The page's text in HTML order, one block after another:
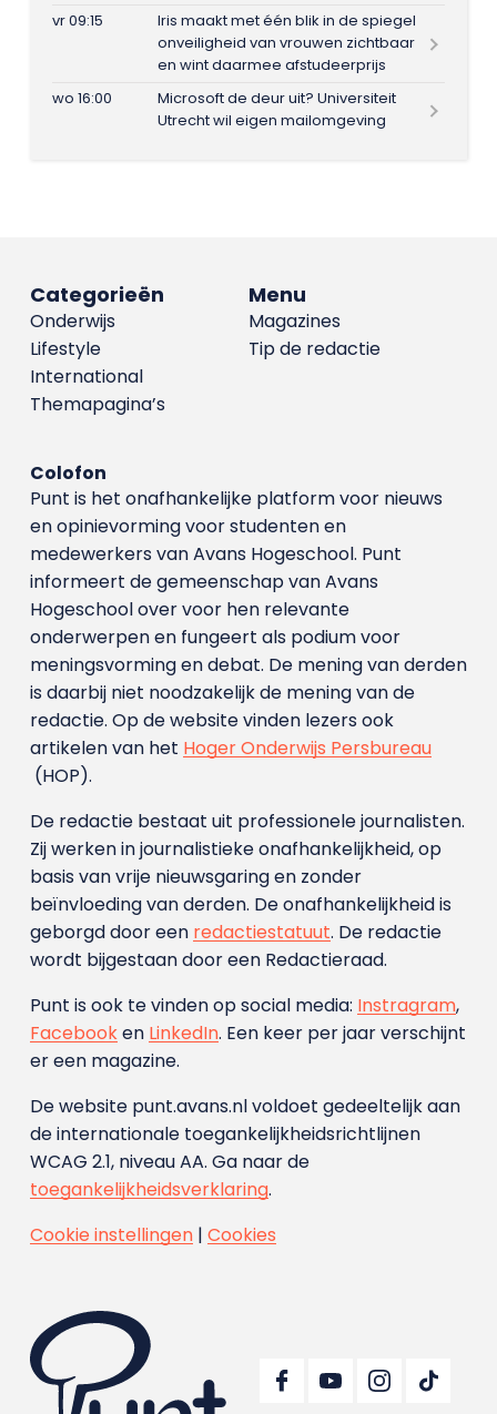
vr 09:15
Iris maakt met één blik in de spiegel
onveiligheid van vrouwen zichtbaar
en wint daarmee afstudeerprijs
wo 16:00
Microsoft de deur uit? Universiteit
Utrecht wil eigen mailomgeving
Menu
Magazines
Tip de redactie
Categorieën
Onderwijs
Lifestyle
International
Themapagina’s
Colofon
Punt is het onafhankelijke platform voor nieuws
en opinievorming voor studenten en
medewerkers van Avans Hoge­school. Punt
informeert de gemeenschap van Avans
Hogeschool over voor hen relevante
onderwerpen en fungeert als podium voor
meningsvorming en debat. De mening van derden
is daarbij niet noodzakelijk de mening van de
redactie. Op de website vinden lezers ook
artikelen van het Hoger Onderwijs Persbureau
(HOP).
De redactie bestaat uit professionele journalisten.
Zij werken in journalistieke onafhankelijkheid, op
basis van vrije nieuwsgaring en zonder
beïnvloeding van derden. De onafhankelijkheid is
geborgd door een redactiestatuut. De redactie
wordt bijgestaan door een Redactieraad.
Punt is ook te vinden op social media: Instragram,
Facebooken LinkedIn. Een keer per jaar verschijnt
er een magazine.
De website punt.avans.nl voldoet gedeeltelijk aan
de internationale toegankelijkheidsrichtlijnen
WCAG 2.1, niveau AA. Ga naar de
toegankelijkheidsverklaring.
Cookie instellingen| Cookies